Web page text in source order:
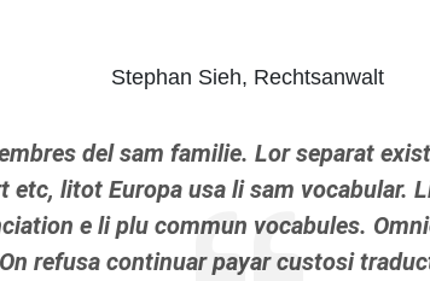
Stephan Sieh, Rechtsanwalt
del sam familie. Lor separat
etc, litot Europa usa li sam vocabular.
e li plu commun vocabules.
refusa continuar payar custosi